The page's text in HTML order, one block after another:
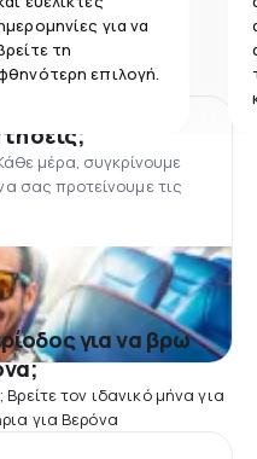
για να
τη
επιλογή.
μέρα, συγκρίνουμε
σας προτείνουμε τις
για να βρω
τον ιδανικό μήνα για
για Βερόνα